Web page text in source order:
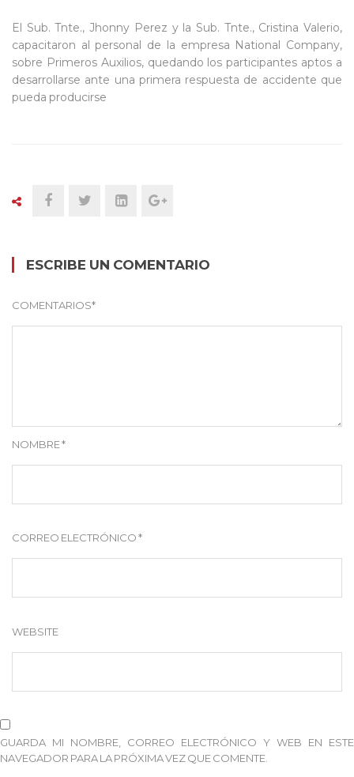
El Sub. Tnte., Jhonny Perez y la Sub. Tnte., Cristina Valerio,
capacitaron al personal de la empresa National Company,
sobre Primeros Auxilios, quedando los participantes aptos a
desarrollarse ante una primera respuesta de accidente que
pueda producirse
ESCRIBE UN COMENTARIO
COMENTARIOS*
NOMBRE*
CORREO ELECTRÓNICO*
WEBSITE
GUARDA MI NOMBRE, CORREO ELECTRÓNICO Y WEB EN ESTE
NAVEGADOR PARA LA PRÓXIMA VEZ QUE COMENTE.